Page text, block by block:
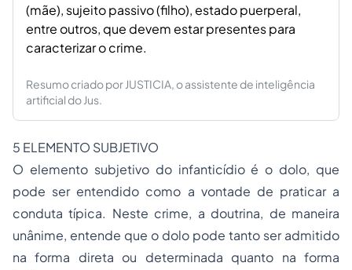
(mãe), sujeito passivo (filho), estado puerperal,
entre outros, que devem estar presentes para
caracterizar o crime.
Resumo criado por JUSTICIA, o assistente de inteligência
artificial do Jus.
5 ELEMENTO SUBJETIVO
O elemento subjetivo do infanticídio é o dolo, que
pode ser entendido como a vontade de praticar a
conduta típica. Neste crime, a doutrina, de maneira
unânime, entende que o dolo pode tanto ser admitido
na forma direta ou determinada quanto na forma